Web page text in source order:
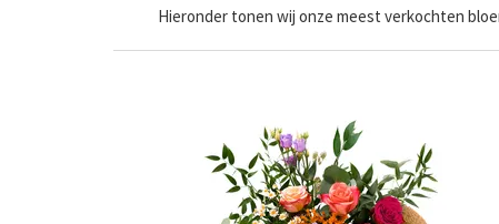
Hieronder tonen wij onze meest verkochten